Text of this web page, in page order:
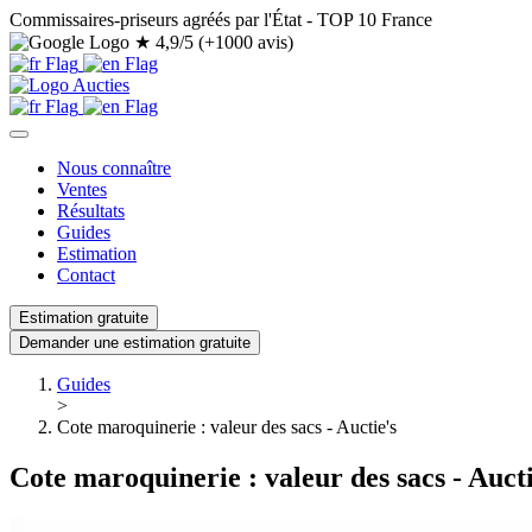
Commissaires-priseurs agréés par l'État - TOP 10 France
★ 4,9/5 (+1000 avis)
Nous connaître
Ventes
Résultats
Guides
Estimation
Contact
Estimation gratuite
Demander une estimation gratuite
Guides
>
Cote maroquinerie : valeur des sacs - Auctie's
Cote maroquinerie : valeur des sacs -